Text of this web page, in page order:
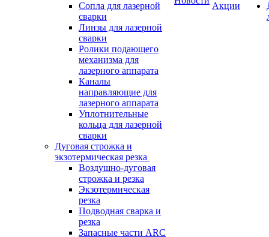
Сопла для лазерной
сварки
Линзы для лазерной
сварки
Ролики подающего
механизма для
лазерного аппарата
Каналы
направляющие для
лазерного аппарата
Уплотнительные
кольца для лазерной
сварки
Дуговая строжка и
экзотермическая резка
Воздушно-дуговая
строжка и резка
Экзотермическая
резка
Подводная сварка и
резка
Запасные части ARC
Акции